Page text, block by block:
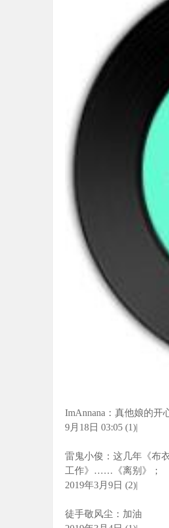
ImAnnana：真他娘的开
9月18日 03:05 (1)|
雷鬼小俊：这几年《布
工作》……《离别》；
2019年3月9日 (2)|
徒手敬风尘：加油